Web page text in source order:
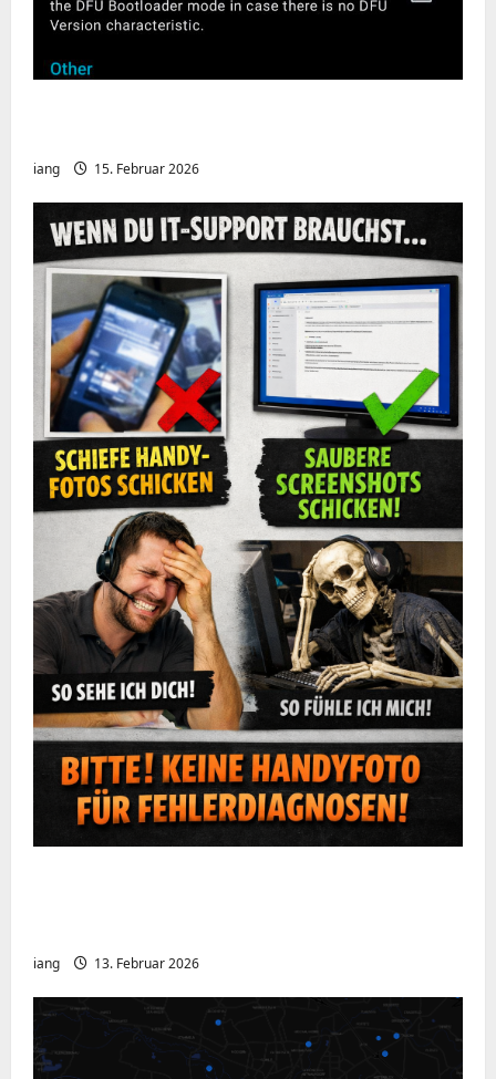
iang 15. Februar 2026
iang 13. Februar 2026